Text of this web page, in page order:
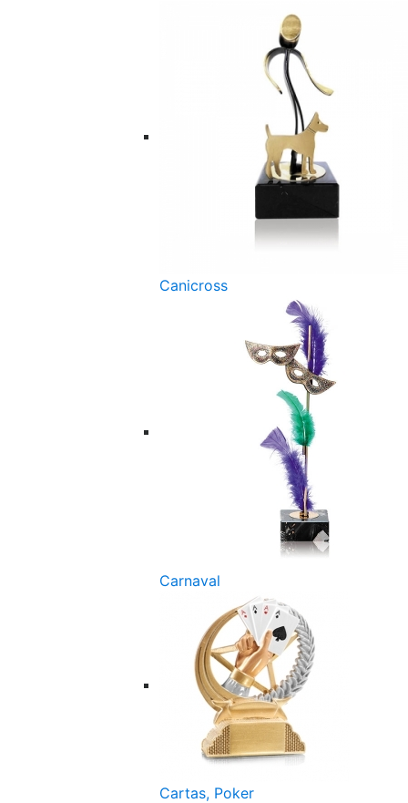
Canicross
Carnaval
Cartas, Poker